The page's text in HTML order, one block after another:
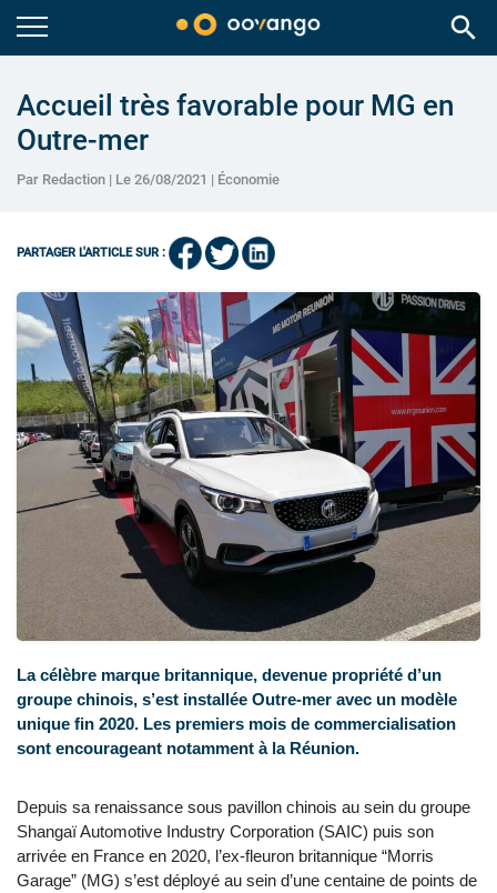
search
Accueil très favorable pour MG en
Outre-mer
Par Redaction | Le 26/08/2021 | Économie
PARTAGER L'ARTICLE SUR :
La célèbre marque britannique, devenue propriété d’un
groupe chinois, s’est installée Outre-mer avec un modèle
unique fin 2020. Les premiers mois de commercialisation
sont encourageant notamment à la Réunion.
Depuis sa renaissance sous pavillon chinois au sein du groupe
Shangaï Automotive Industry Corporation (SAIC) puis son
arrivée en France en 2020, l’ex-fleuron britannique “Morris
Garage” (MG) s’est déployé au sein d’une centaine de points de